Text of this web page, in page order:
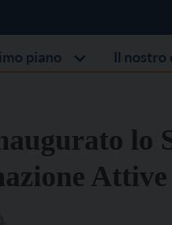
piano Il nostro
lo
Attive